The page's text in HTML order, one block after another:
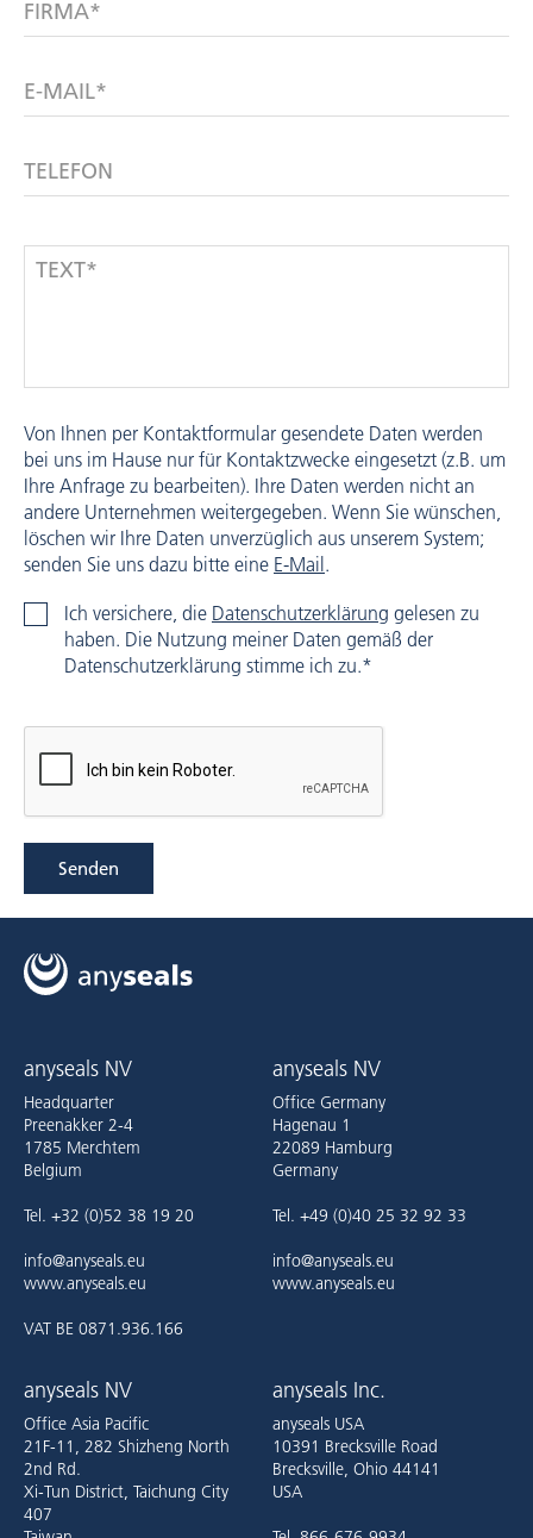
FIRMA*
E-MAIL*
TELEFON
TEXT*
Von Ihnen per Kontaktformular gesendete Daten werden
bei uns im Hause nur für Kontaktzwecke eingesetzt (z.B. um
Ihre Anfrage zu bearbeiten). Ihre Daten werden nicht an
andere Unternehmen weitergegeben. Wenn Sie wünschen,
löschen wir Ihre Daten unverzüglich aus unserem System;
senden Sie uns dazu bitte eine E-Mail .
Ich versichere, die Datenschutzerklärung gelesen zu
haben. Die Nutzung meiner Daten gemäß der
Datenschutzerklärung stimme ich zu.*
Senden
anyseals NV
Headquarter
Preenakker 2-4
1785 Merchtem
Belgium
Tel. +32 (0)52 38 19 20
info@anyseals.eu
www.anyseals.eu
VAT BE 0871.936.166
anyseals NV
Office Germany
Hagenau 1
22089 Hamburg
Germany
Tel. +49 (0)40 25 32 92 33
info@anyseals.eu
www.anyseals.eu
anyseals NV
Office Asia Pacific
21F-11, 282 Shizheng North
2nd Rd.
Xi-Tun District, Taichung City
407
anyseals Inc.
anyseals USA
10391 Brecksville Road
Brecksville, Ohio 44141
USA